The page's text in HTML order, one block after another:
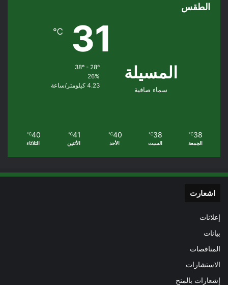
الطقس
المسيلة
سماء صافية
31
℃
38º - 28º
26%
4.23 كيلومتر/ساعة
38
℃
الجمعة
38
℃
السبت
40
℃
الأحد
41
℃
الأثنين
40
℃
الثلاثاء
اشعارت
إعلانات
بيانات
المناقصات
الاستشارات
إشعارات بالمنح